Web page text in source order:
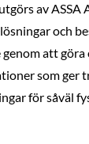
av ASSA
och
genom att göra
som ger
för såväl